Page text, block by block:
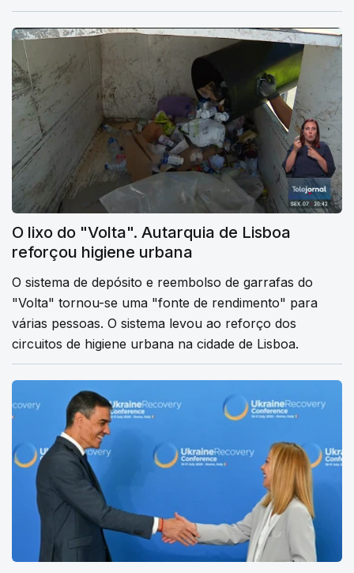
O lixo do "Volta". Autarquia de Lisboa
reforçou higiene urbana
O sistema de depósito e reembolso de garrafas do
"Volta" tornou-se uma "fonte de rendimento" para
várias pessoas. O sistema levou ao reforço dos
circuitos de higiene urbana na cidade de Lisboa.